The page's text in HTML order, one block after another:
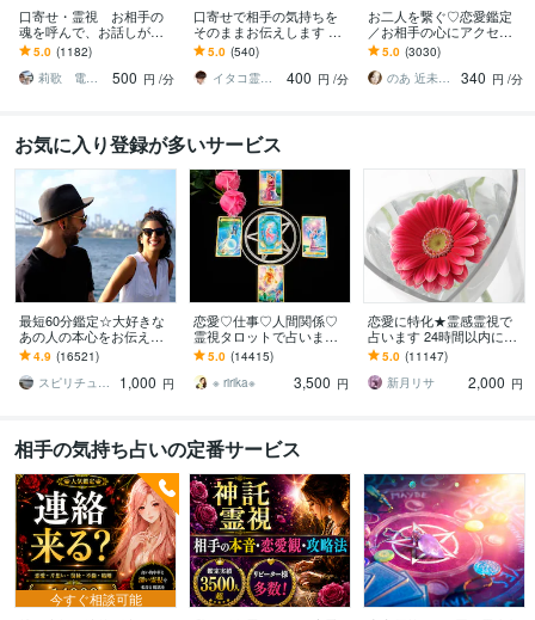
口寄せ・霊視 お相手の
魂を呼んで、お話しが出
来ます 。秘密の恋愛・復
縁・片思い・亡くなった
方・ペットと話せます。
5.0 (1182)
莉歌 電話占い 女性限定
500 円 /分
口寄せで相手の気持ちを
そのままお伝えします 現
状を把握し未来を切り開
く方法を具体的にお伝え
します
5.0 (540)
イタコ霊能者 豊珠
400 円 /分
お二人を繋ぐ♡恋愛鑑定
／お相手の心にアクセス
します お相手の温度感／
片思い／複雑／復縁／遠
距離／全世代鑑定中❣
5.0 (3030)
のあ 近未来鑑定師 TR OR LE
340 円 /分
お気に入り登録が多いサービス
最短60分鑑定☆大好きな
あの人の本心をお伝えし
ます 【詳細不要】好きな
人の本音と将来への思
い。私をどう思ってる？
4.9 (16521)
スピリチュアルカウンセラー沙耶美
1,000 円
恋愛♡仕事♡人間関係♡
霊視タロットで占います
霊視鑑定♡恋愛アドバイ
ザーとして相手の心理も
詳しく解説します
5.0 (14415)
※ ririka※
3,500 円
恋愛に特化★霊感霊視で
占います 24時間以内に返
信、スピリチュアル鑑定
5.0 (11147)
新月リサ
2,000 円
相手の気持ち占いの定番サービス
今すぐ相談可能